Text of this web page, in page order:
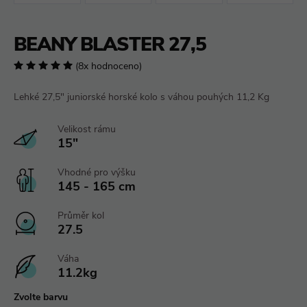
BEANY BLASTER 27,5
(8x hodnoceno)
Lehké 27,5" juniorské horské kolo s váhou pouhých 11,2 Kg
Velikost rámu
15"
Vhodné pro výšku
145 - 165 cm
Průměr kol
27.5
Váha
11.2kg
Zvolte barvu